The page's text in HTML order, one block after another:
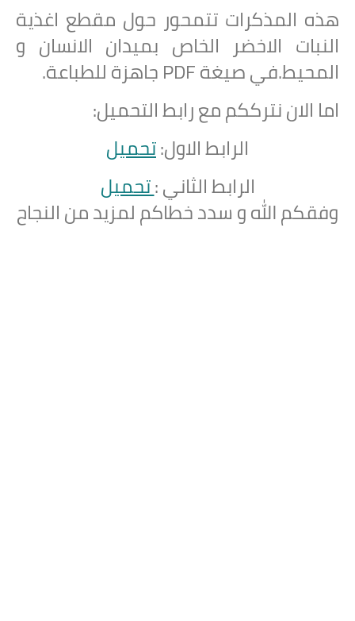
هذه المذكرات تتمحور حول مقطع اغذية
النبات الاخضر الخاص بميدان الانسان و
المحيط.في صيغة PDF جاهزة للطباعة.
اما الان نترككم مع رابط التحميل:
الرابط الاول:تحميل
الرابط الثاني :تحميل
وفقكم الله و سدد خطاكم لمزيد من النجاح